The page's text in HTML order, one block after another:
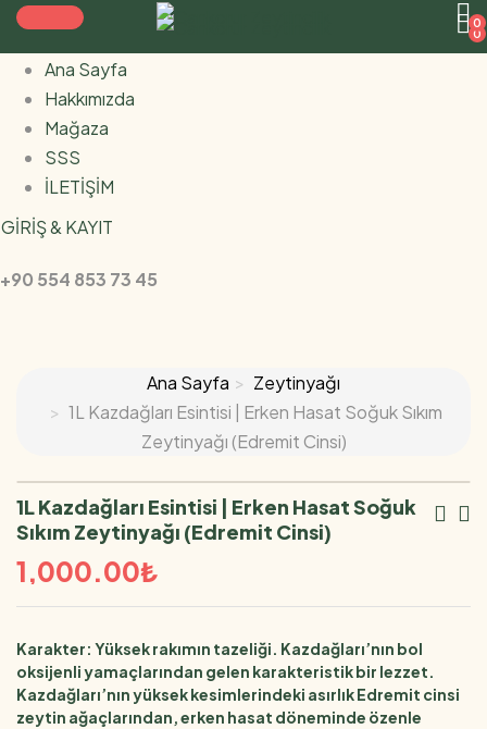
0
Ana Sayfa
Hakkımızda
Mağaza
SSS
İLETİŞİM
GİRİŞ & KAYIT
+90 554 853 73 45
0
Ana Sayfa
Zeytinyağı
1L Kazdağları Esintisi | Erken Hasat Soğuk Sıkım
Zeytinyağı (Edremit Cinsi)
1L Kazdağları Esintisi | Erken Hasat Soğuk
Sıkım Zeytinyağı (Edremit Cinsi)
1,000.00₺
Karakter: Yüksek rakımın tazeliği. Kazdağları’nın bol
oksijenli yamaçlarından gelen karakteristik bir lezzet.
Kazdağları’nın yüksek kesimlerindeki asırlık Edremit cinsi
zeytin ağaçlarından, erken hasat döneminde özenle